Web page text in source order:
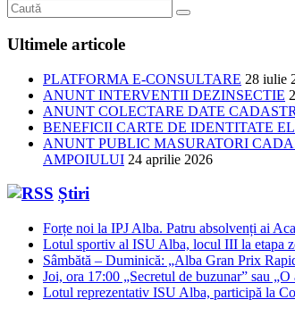
Ultimele articole
PLATFORMA E-CONSULTARE 28 iulie
ANUNT INTERVENTII DEZINSECTIE
ANUNT COLECTARE DATE
BENEFICII CARTE DE IDENTITATE
ANUNT PUBLIC MASURATORI
AMPOIULUI 24 aprilie 2026
Știri
Forțe noi la IPJ Alba. Patru absolvenți ai
Lotul sportiv al ISU Alba, locul III la etapa
Sâmbătă – Duminică: „Alba Gran Prix
Joi, ora 17:00 „Secretul de buzunar” sau
Lotul reprezentativ ISU Alba, participă la